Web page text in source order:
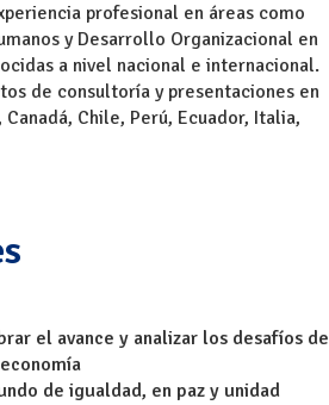
profesional en áreas como
y Desarrollo Organizacional en
a nivel nacional e internacional.
de consultoría y presentaciones en
Chile, Perú, Ecuador, Italia,
el avance y analizar los desafíos de
de igualdad, en paz y unidad